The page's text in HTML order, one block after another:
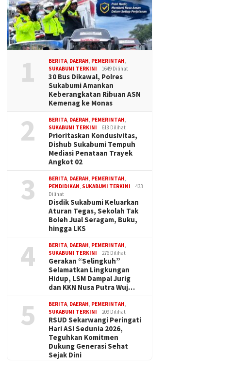
1 BERITA, DAERAH, PEMERINTAH,
SUKABUMI TERKINI
1649 Dilihat
30 Bus Dikawal, Polres
Sukabumi Amankan
Keberangkatan Ribuan ASN
Kemenag ke Monas
2 BERITA, DAERAH, PEMERINTAH,
SUKABUMI TERKINI
618 Dilihat
Prioritaskan Kondusivitas,
Dishub Sukabumi Tempuh
Mediasi Penataan Trayek
Angkot 02
3 BERITA, DAERAH, PEMERINTAH,
PENDIDIKAN, SUKABUMI TERKINI
433
Dilihat
Disdik Sukabumi Keluarkan
Aturan Tegas, Sekolah Tak
Boleh Jual Seragam, Buku,
hingga LKS
4 BERITA, DAERAH, PEMERINTAH,
SUKABUMI TERKINI
276 Dilihat
Gerakan “Selingkuh”
Selamatkan Lingkungan
Hidup, LSM Dampal Jurig
dan KKN Nusa Putra Wuj…
5 BERITA, DAERAH, PEMERINTAH,
SUKABUMI TERKINI
209 Dilihat
RSUD Sekarwangi Peringati
Hari ASI Sedunia 2026,
Teguhkan Komitmen
Dukung Generasi Sehat
Sejak Dini